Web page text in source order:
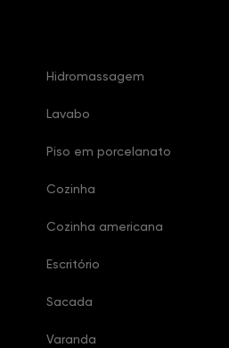
Hidromassagem
Lavabo
Piso em porcelanato
Cozinha
Cozinha americana
Escritório
Sacada
Varanda